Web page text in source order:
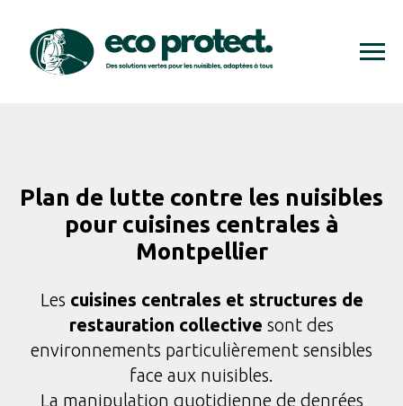
Plan de lutte contre les nuisibles
pour cuisines centrales à
Montpellier
Les cuisines centrales et structures de
restauration collective sont des
environnements particulièrement sensibles
face aux nuisibles.
La manipulation quotidienne de denrées